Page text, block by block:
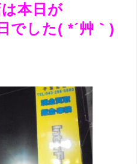
本日が
でした( *´艸｀)